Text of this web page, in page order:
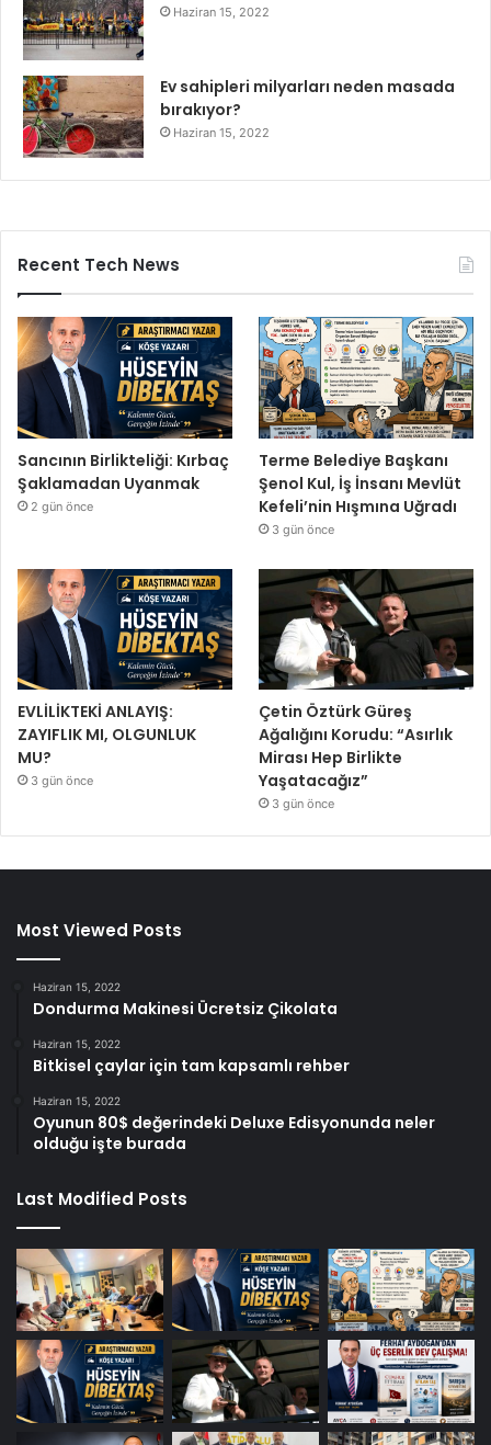
Haziran 15, 2022
Ev sahipleri milyarları neden masada
bırakıyor?
Haziran 15, 2022
Recent Tech News
Sancının Birlikteliği: Kırbaç
Şaklamadan Uyanmak
2 gün önce
Terme Belediye Başkanı
Şenol Kul, İş İnsanı Mevlüt
Kefeli’nin Hışmına Uğradı
3 gün önce
EVLİLİKTEKİ ANLAYIŞ:
ZAYIFLIK MI, OLGUNLUK
MU?
3 gün önce
Çetin Öztürk Güreş
Ağalığını Korudu: “Asırlık
Mirası Hep Birlikte
Yaşatacağız”
3 gün önce
Most Viewed Posts
Haziran 15, 2022
Dondurma Makinesi Ücretsiz Çikolata
Haziran 15, 2022
Bitkisel çaylar için tam kapsamlı rehber
Haziran 15, 2022
Oyunun 80$ değerindeki Deluxe Edisyonunda neler
olduğu işte burada
Last Modified Posts